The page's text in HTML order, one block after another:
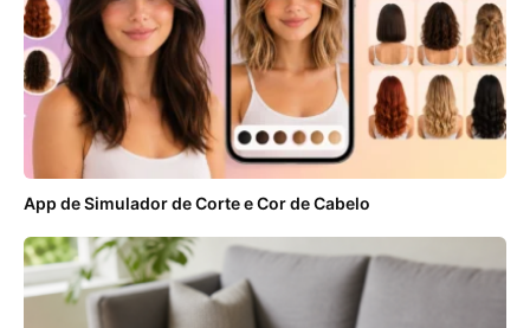
App de Simulador de Corte e Cor de Cabelo